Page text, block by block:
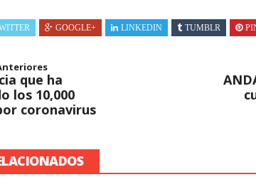
GOOGLE+ LINKEDIN TUMBLR
que ha
los 10,000
coronavirus